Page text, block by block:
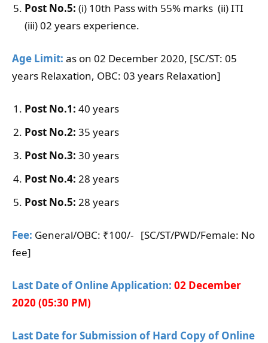
Post No.5: (i) 10th Pass with 55% marks (ii) ITI
(iii) 02 years experience.
Age Limit: as on 02 December 2020, [SC/ST: 05
years Relaxation, OBC: 03 years Relaxation]
Post No.1: 40 years
Post No.2: 35 years
Post No.3: 30 years
Post No.4: 28 years
Post No.5: 28 years
Fee: General/OBC: ₹100/- [SC/ST/PWD/Female: No
fee]
Last Date of Online Application: 02 December
2020 (05:30 PM)
Last Date for Submission of Hard Copy of Online